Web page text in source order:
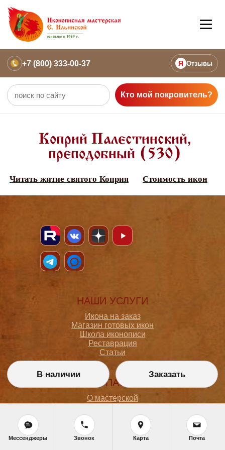
+7 (800) 333-00-37 Я Отзывы
Кто мой покровитель?
Коприй Палестинский,
преподобный (530)
Читать житие святого Коприя Стоимость икон
НАШИ УСЛУГИ
Икона на заказ
Магазин готовых икон
Школа иконописи
Реставрация
Статьи
ПОКУПАТЕЛЮ
О мастерской
Доставка и оплата
Политика конфиденциальности
Согласие на обработку персональных данных
Политика обработки персональных данных
В наличии Заказать
Мессенджеры Звонок Карта Почта